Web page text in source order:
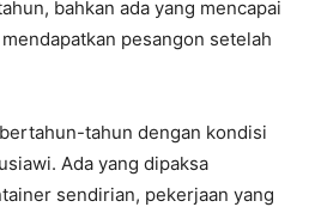
bahkan ada yang mencapai
pesangon setelah
tahun dengan kondisi
Ada yang dipaksa
sendirian, pekerjaan yang